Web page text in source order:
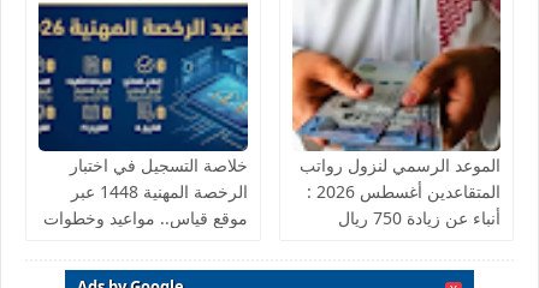
الموعد الرسمي لنزول رواتب
المتقاعدين أغسطس 2026 :
أنباء عن زيادة 750 ريال
خلاصة التسجيل في اختبار
الرخصة المهنية 1448 عبر
موقع قياس.. مواعيد وخطوات